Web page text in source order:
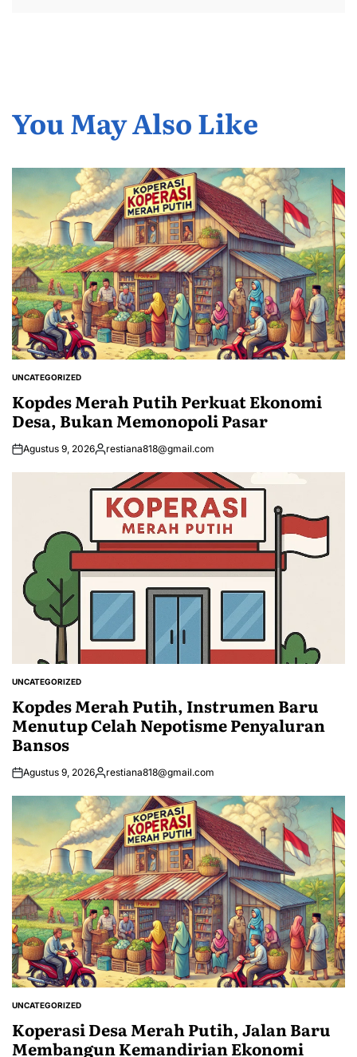
You May Also Like
POSTED
UNCATEGORIZED
Kopdes Merah Putih Perkuat Ekonomi
Desa, Bukan Memonopoli Pasar
Agustus 9, 2026Posted
restiana818@gmail.com
POSTED
UNCATEGORIZED
Kopdes Merah Putih, Instrumen Baru
Menutup Celah Nepotisme Penyaluran
Bansos
Agustus 9, 2026Posted
restiana818@gmail.com
POSTED
UNCATEGORIZED
Koperasi Desa Merah Putih, Jalan Baru
Membangun Kemandirian Ekonomi